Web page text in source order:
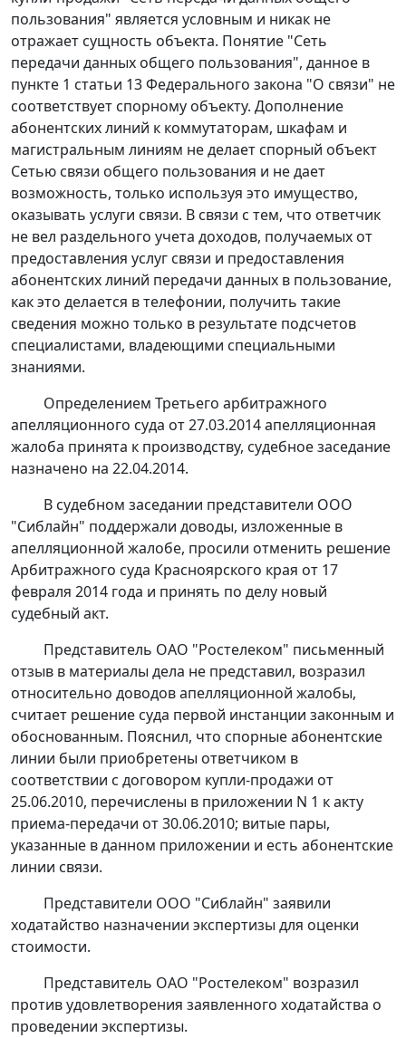
пользования" является условным и никак не
отражает сущность объекта. Понятие "Сеть
передачи данных общего пользования", данное в
пункте 1 статьи 13Федерального закона "О связи" не
соответствует спорному объекту. Дополнение
абонентских линий к коммутаторам, шкафам и
магистральным линиям не делает спорный объект
Сетью связи общего пользования и не дает
возможность, только используя это имущество,
оказывать услуги связи. В связи с тем, что ответчик
не вел раздельного учета доходов, получаемых от
предоставления услуг связи и предоставления
абонентских линий передачи данных в пользование,
как это делается в телефонии, получить такие
сведения можно только в результате подсчетов
специалистами, владеющими специальными
знаниями.
Определением Третьего арбитражного
апелляционного суда от 27.03.2014 апелляционная
жалоба принята к производству, судебное заседание
назначено на 22.04.2014.
В судебном заседании представители ООО
"Сиблайн" поддержали доводы, изложенные в
апелляционной жалобе, просили отменить решение
Арбитражного суда Красноярского края от 17
февраля 2014 года и принять по делу новый
судебный акт.
Представитель ОАО "Ростелеком" письменный
отзыв в материалы дела не представил, возразил
относительно доводов апелляционной жалобы,
считает решение суда первой инстанции законным и
обоснованным. Пояснил, что спорные абонентские
линии были приобретены ответчиком в
соответствии с договором купли-продажи от
25.06.2010, перечислены в приложении N 1 к акту
приема-передачи от 30.06.2010; витые пары,
указанные в данном приложении и есть абонентские
линии связи.
Представители ООО "Сиблайн" заявили
ходатайство назначении экспертизы для оценки
стоимости.
Представитель ОАО "Ростелеком" возразил
против удовлетворения заявленного ходатайства о
проведении экспертизы.